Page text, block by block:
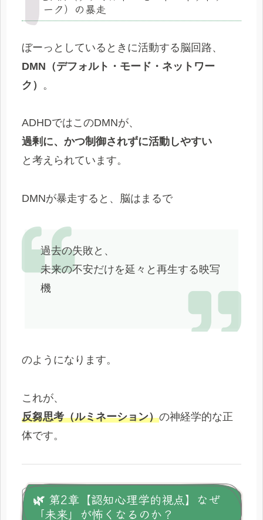
ーク）の暴走
ぼーっとしているときに活動する脳回路、
DMN（デフォルト・モード・ネットワー
ク） 。
ADHDではこのDMNが、
過剰に、かつ制御されずに活動しやすい
と考えられています。
DMNが暴走すると、脳はまるで
過去の失敗と、
未来の不安だけを延々と再生する映写
機
のようになります。
これが、
反芻思考（ルミネーション）の神経学的な正
体です。
🌿 第2章【認知心理学的視点】なぜ
「未来」が怖くなるのか？